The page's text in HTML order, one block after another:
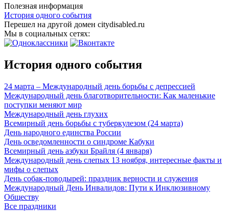
Полезная информация
История одного события
Перешел на другой домен citydisabled.ru
Мы в социальных сетях:
История одного события
24 марта – Международный день борьбы с депрессией
Международный день благотворительности: Как маленькие
поступки меняют мир
Международный день глухих
Всемирный день борьбы с туберкулезом (24 марта)
День народного единства России
День осведомленности о синдроме Кабуки
Всемирный день азбуки Брайля (4 января)
Международный день слепых 13 ноября, интересные факты и
мифы о слепых
День собак-поводырей: праздник верности и служения
Международный День Инвалидов: Пути к Инклюзивному
Обществу
Все праздники